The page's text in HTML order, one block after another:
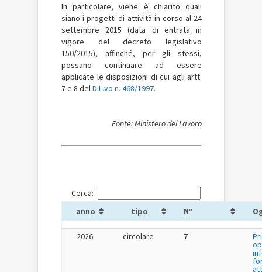
In particolare, viene è chiarito quali
siano i progetti di attività in corso al 24
settembre 2015 (data di entrata in
vigore del decreto legislativo
150/2015), affinché, per gli stessi,
possano continuare ad essere
applicate le disposizioni di cui agli artt.
7 e 8 delD.L.vo n. 468/1997.
Fonte: Ministero del Lavoro
Cerca:
anno
tipo N°
2026 circolare 7